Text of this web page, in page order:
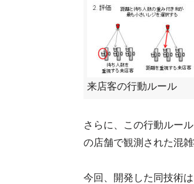
来店客の行動ルール
さらに、この行動ルー
の店舗で観測された混雑
今回、開発した同技術